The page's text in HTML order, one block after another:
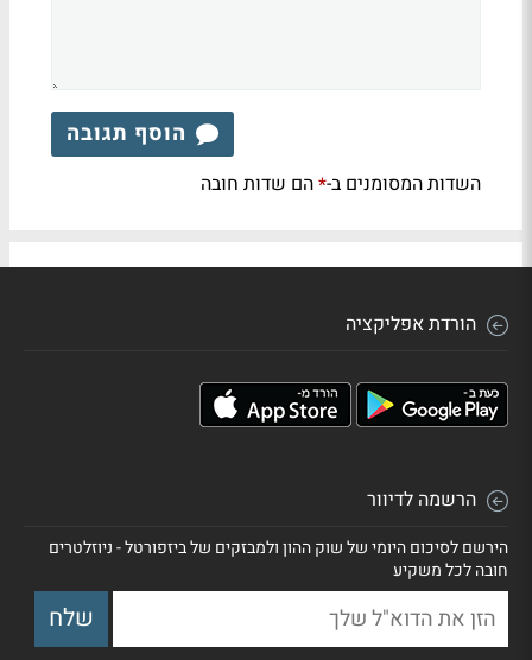
הוסף תגובה
השדות המסומנים ב-*הם שדות חובה
הורדת אפליקציה
הרשמה לדיוור
הירשם לסיכום היומי של שוק ההון ולמבזקים של ביזפורטל - ניוזלטרים
חובה לכל משקיע